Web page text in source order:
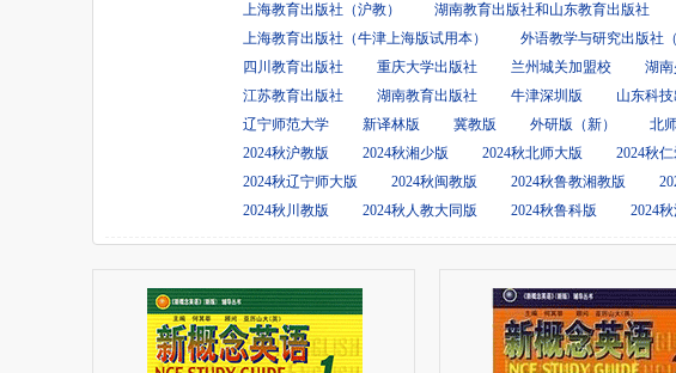
上海教育出版社（沪教）
湖南教育出版社和山东教育出版社
上海教育出版社（牛津上海版试用本）
外语教学与研究出版社（
四川教育出版社
重庆大学出版社 兰州城关加盟校 湖
江苏教育出版社
湖南教育出版社 牛津深圳版 山东科
辽宁师范大学
新译林版 冀教版 外研版（新） 北
2024秋沪教版
2024秋湘少版 2024秋北师大版 2024秋
2024秋辽宁师大版
2024秋闽教版 2024秋鲁教湘教版
2024秋川教版
2024秋人教大同版 2024秋鲁科版 2024